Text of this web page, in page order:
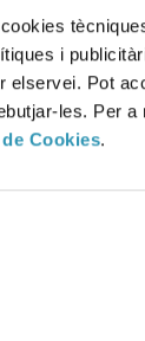
i
elservei. Pot
les. Per a
Cookies.